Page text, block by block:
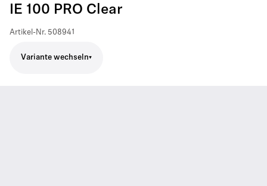
IE 100 PRO Clear
Artikel-Nr. 508941
Variante wechseln